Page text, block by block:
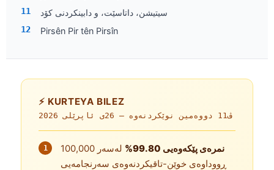
سیتیشن، داتاسێت، و دابینکردنی کۆد
Pirsên Pir tên Pirsîn
⚡ KURTEYA BILEZ
ڤ11 دووەمین نوێکردنەوە — 26ی ئاپرێلی 2026
نمرەی پێکەوەیی 99.80%
لەسەر 100,000
ڕووداوەی خوێن-تاقیکردنەوەی سەرنجامەیی